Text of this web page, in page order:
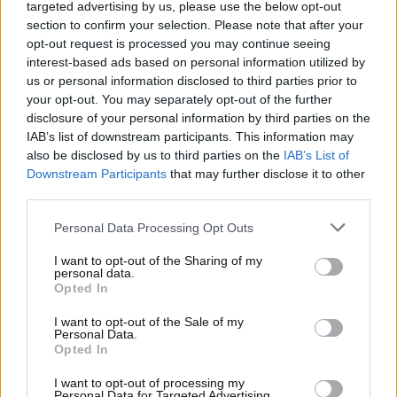
targeted advertising by us, please use the below opt-out
section to confirm your selection. Please note that after your
opt-out request is processed you may continue seeing
interest-based ads based on personal information utilized by
us or personal information disclosed to third parties prior to
your opt-out. You may separately opt-out of the further
disclosure of your personal information by third parties on the
IAB’s list of downstream participants. This information may
also be disclosed by us to third parties on the IAB’s List of
Downstream Participants that may further disclose it to other
Personal Data Processing Opt Outs
I want to opt-out of the Sharing of my
personal data.
Opted In
I want to opt-out of the Sale of my
Personal Data.
Opted In
I want to opt-out of processing my
Formula Uno: svelata la
dicitura del nuovo Gran
Premio di Madrid
Presto Madrid potrebbe essere inserita nel
calendario di Formula Uno,sempre più aperto ai
circuiti cittadini: a confermarlo sono anche le voci che
arrivano circa la dicitura del Gran Premio in
questione.